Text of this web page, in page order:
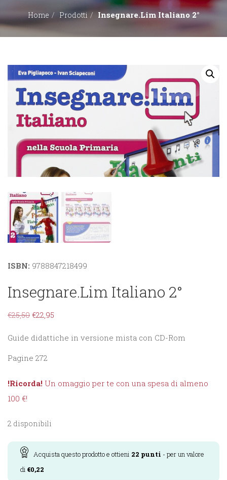
EDITORI
LIBRERIE
Home Prodotti Insegnare.Lim Italiano 2°
ISBN: 9788847218499
Insegnare.Lim Italiano 2°
€25,50 €22,95
Guide didattiche in versione mista con CD-Rom
Pagine 272
!Ricorda! Un omaggio per te con una spesa di almeno
100 €!
2 disponibili
Acquista questo prodotto e ottieni 22 punti - per un valore
di €0,22